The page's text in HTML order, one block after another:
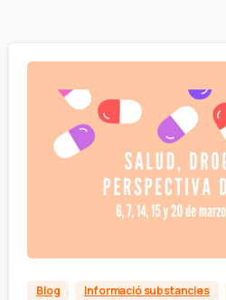
Blog Informació substancies